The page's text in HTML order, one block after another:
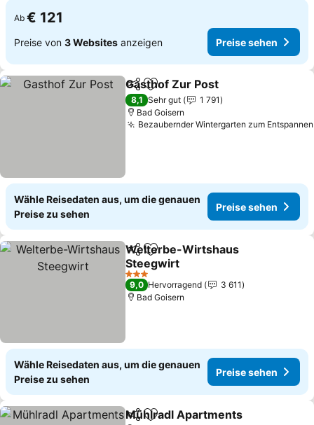
Ab € 121
Preise von 3 Websites anzeigen Preise sehen
TeilenZu Favoriten hinzufügen
Gasthof Zur Post
8,1 Sehr gut
1 791
Bad Goisern
Bezaubernder Wintergarten zum Entspannen
Wähle Reisedaten aus, um die genauen
Preise zu sehen
Preise sehen
TeilenZu Favoriten hinzufügen
Welterbe-Wirtshaus
Steegwirt
3 Sterne
9,0 Hervorragend
3 611
Bad Goisern
Wähle Reisedaten aus, um die genauen
Preise zu sehen
Preise sehen
TeilenZu Favoriten hinzufügen
Mühlradl Apartments